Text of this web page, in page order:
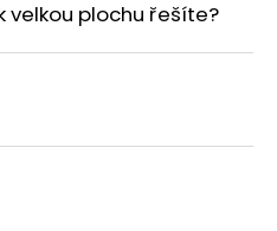
velkou plochu řešíte?